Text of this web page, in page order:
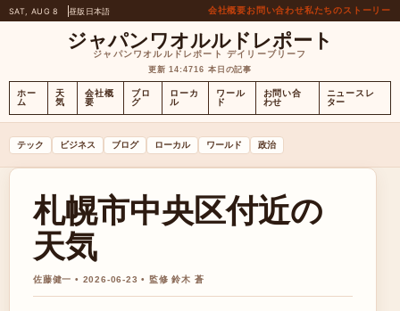
SAT, AUG 8 昼版 日本語 会社概要お問い合わせ私たちのストーリー
ジャパンワオルルドレポート
ジャパンワオルルドレポート デイリーブリーフ
更新 14:4716 本日の記事
ホー
ム
天
気
会社概
要
ブロ
グ
ローカ
ル
ワール
ド
お問い合
わせ
ニュースレ
ター
テック ビジネス ブログ ローカル ワールド 政治
札幌市中央区付近の
天気
佐藤健一 • 2026-06-23 • 監修 鈴木 蒼